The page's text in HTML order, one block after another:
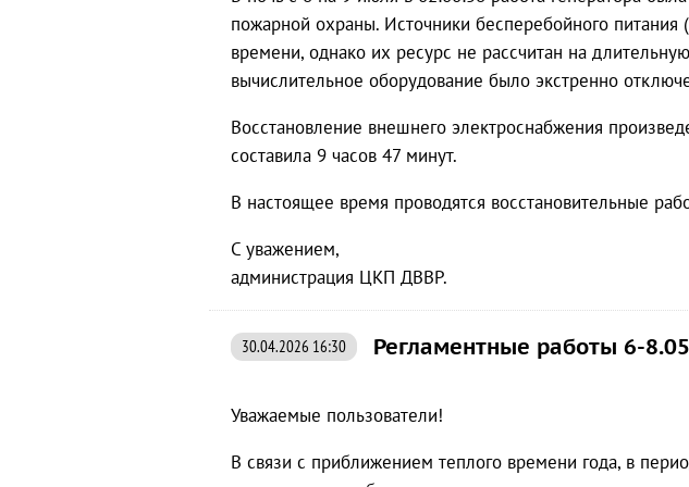
пожарной охраны. Источники бесперебойного
времени, однако их ресурс не рассчитан на
вычислительное оборудование было экстренно
Восстановление внешнего электроснабжения
составила 9 часов 47 минут.
В настоящее время проводятся восстановительные
С уважением,
администрация ЦКП ДВВР.
30.04.2026 16:30 Регламентные работы 6-
Уважаемые пользователи!
В связи с приближением теплого времени года, в